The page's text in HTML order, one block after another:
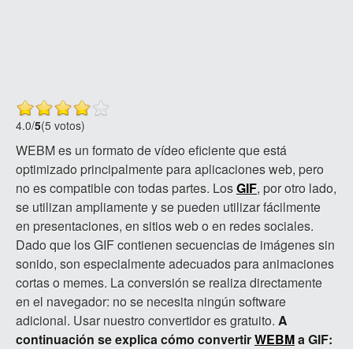
4.0/5(5 votos)
WEBM es un formato de vídeo eficiente que está
optimizado principalmente para aplicaciones web, pero
no es compatible con todas partes. LosGIF, por otro lado,
se utilizan ampliamente y se pueden utilizar fácilmente
en presentaciones, en sitios web o en redes sociales.
Dado que los GIF contienen secuencias de imágenes sin
sonido, son especialmente adecuados para animaciones
cortas o memes. La conversión se realiza directamente
en el navegador: no se necesita ningún software
adicional. Usar nuestro convertidor es gratuito. A
continuación se explica cómo convertirWEBMa GIF: